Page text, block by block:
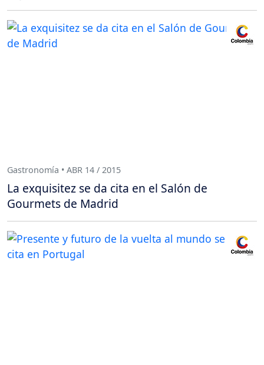
Gastronomía • ABR 14 / 2015
La exquisitez se da cita en el Salón de
Gourmets de Madrid